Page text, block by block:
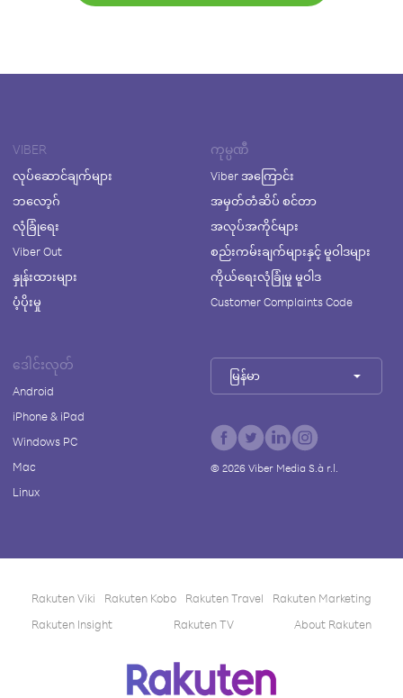
VIBER
လုပ်ဆောင်ချက်များ
ဘလော့ဂ်
လုံခြုံရေး
Viber Out
နှုန်းထားများ
ပံ့ပိုးမှု
ကုမ္ပဏီ
Viber အကြောင်း
အမှတ်တံဆိပ် စင်တာ
အလုပ်အကိုင်များ
စည်းကမ်းချက်များနှင့် မူဝါဒများ
ကိုယ်ရေးလုံခြုံမှု မူဝါဒ
Customer Complaints Code
ဒေါင်းလုတ်
Android
iPhone & iPad
Windows PC
Mac
Linux
မြန်မာ
© 2026Viber Media S.à r.l.
Rakuten Viki Rakuten Kobo Rakuten Travel
Rakuten Marketing
Rakuten Insight
Rakuten TV About Rakuten